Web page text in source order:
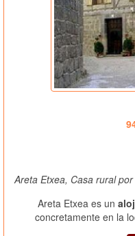
Areta Etxea, Casa rural
Areta Etxea es un
concretamente en la